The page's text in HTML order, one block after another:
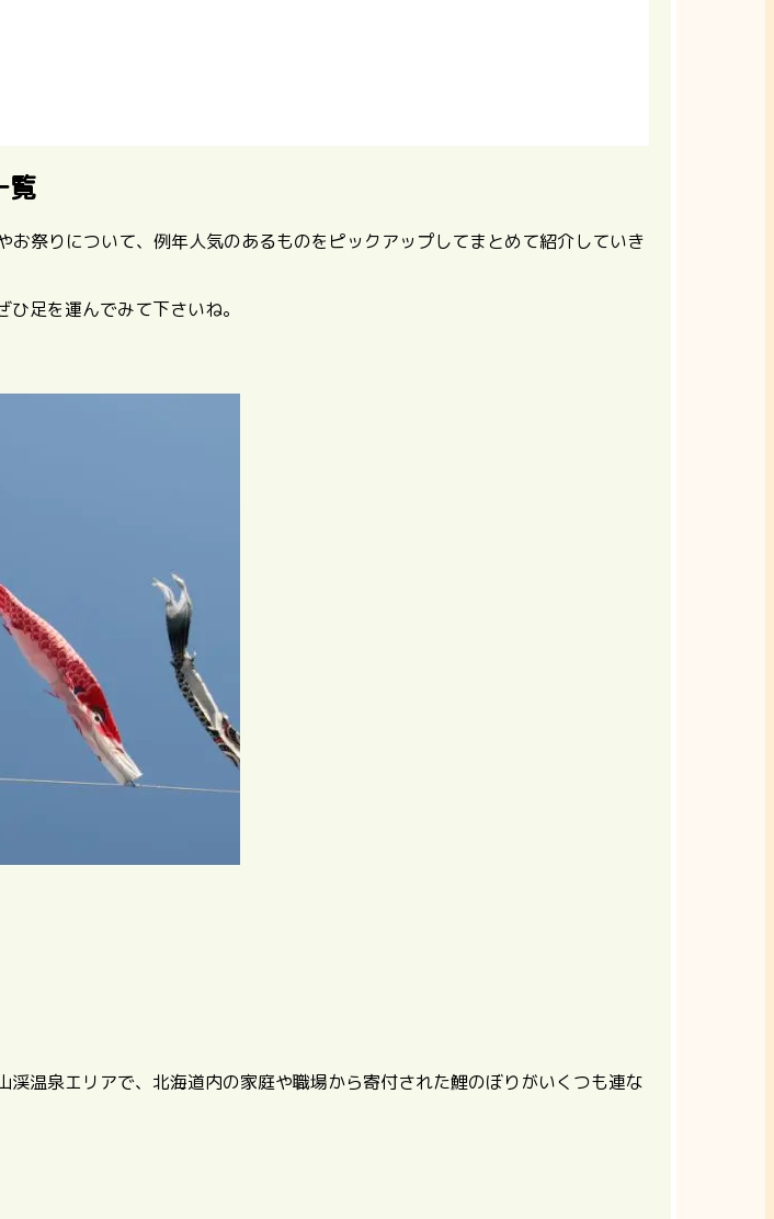
覧
祭りについて、例年人気のあるものをピックアップしてまとめて紹介していき
足を運んでみて下さいね。
温泉エリアで、北海道内の家庭や職場から寄付された鯉のぼりがいくつも連な